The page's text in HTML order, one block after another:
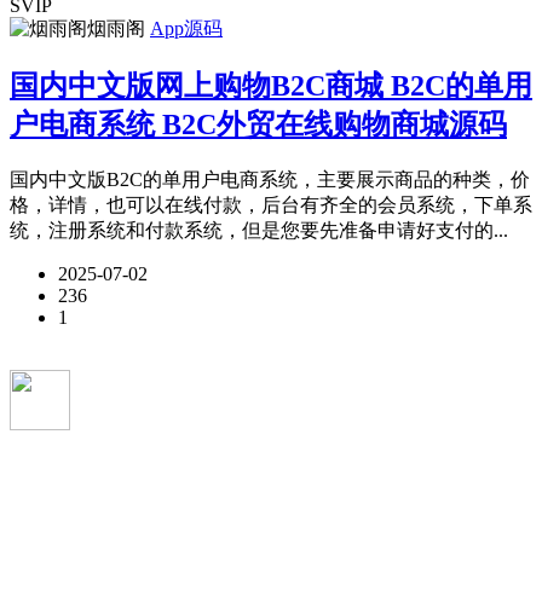
SVIP
烟雨阁 App源码
国内中文版网上购物B2C商城 B2C的单用
户电商系统 B2C外贸在线购物商城源码
国内中文版B2C的单用户电商系统，主要展示商品的种类，价
格，详情，也可以在线付款，后台有齐全的会员系统，下单系
统，注册系统和付款系统，但是您要先准备申请好支付的...
2025-07-02
236
1